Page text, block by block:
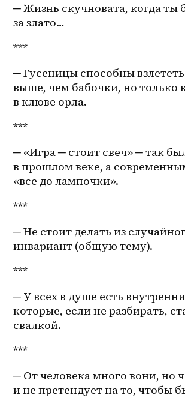
─ Жизнь скучновата, когда ты
за злато…
***
─ Гусеницы способны
выше, чем бабочки, но только
в клюве орла.
***
─ «Игра ─ стоит свеч» ─ так
в прошлом веке, а
«все до лампочки».
***
─ Не стоит делать из
инвариант (общую тему).
***
─ У всех в душе есть
которые, если не разбирать,
свалкой.
***
─ От человека много вони, но
и не претендует на то, чтобы